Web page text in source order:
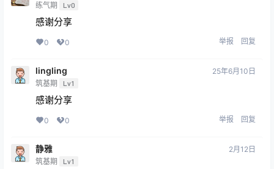
练气期 Lv0
感谢分享
0 0 举报 回复
lingling
筑基期 Lv1
25年6月10日
感谢分享
0 0 举报 回复
静雅
筑基期 Lv1
2月12日